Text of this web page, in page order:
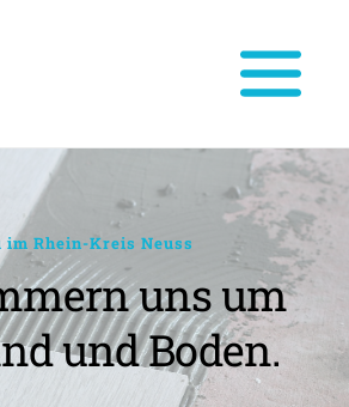
Rhein-Kreis Neuss
uns um
und Boden.